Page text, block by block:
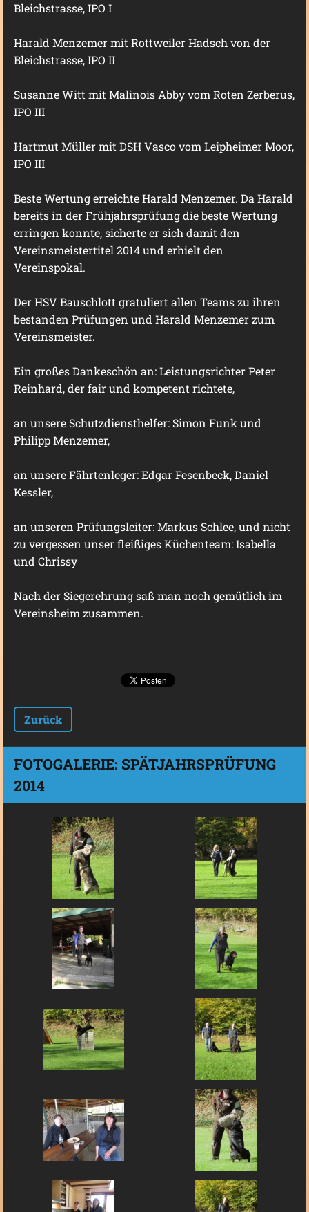
Bleichstrasse, IPO I
Harald Menzemer mit Rottweiler Hadsch von der
Bleichstrasse, IPO II
Susanne Witt mit Malinois Abby vom Roten Zerberus,
IPO III
Hartmut Müller mit DSH Vasco vom Leipheimer Moor,
IPO III
Beste Wertung erreichte Harald Menzemer. Da Harald
bereits in der Frühjahrsprüfung die beste Wertung
erringen konnte, sicherte er sich damit den
Vereinsmeistertitel 2014 und erhielt den
Vereinspokal.
Der HSV Bauschlott gratuliert allen Teams zu ihren
bestanden Prüfungen und Harald Menzemer zum
Vereinsmeister.
Ein großes Dankeschön an: Leistungsrichter Peter
Reinhard, der fair und kompetent richtete,
an unsere Schutzdiensthelfer: Simon Funk und
Philipp Menzemer,
an unsere Fährtenleger: Edgar Fesenbeck, Daniel
Kessler,
an unseren Prüfungsleiter: Markus Schlee, und nicht
zu vergessen unser fleißiges Küchenteam: Isabella
und Chrissy
Nach der Siegerehrung saß man noch gemütlich im
Vereinsheim zusammen.
Zurück
FOTOGALERIE: SPÄTJAHRSPRÜFUNG
2014